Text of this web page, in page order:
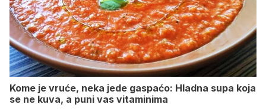
Kome je vruće, neka jede gaspaćo: Hladna supa koja
se ne kuva, a puni vas vitaminima